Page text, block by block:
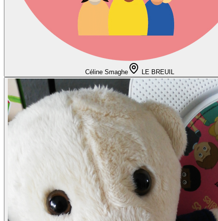
Céline Smaghe LE BREUIL